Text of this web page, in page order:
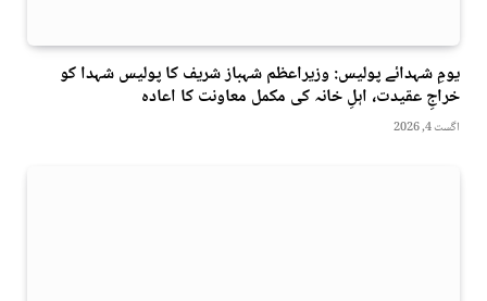
یومِ شہدائے پولیس: وزیراعظم شہباز شریف کا پولیس شہدا کو
خراجِ عقیدت، اہلِ خانہ کی مکمل معاونت کا اعادہ
اگست 4, 2026